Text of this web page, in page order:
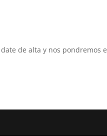
de alta y nos pondremos